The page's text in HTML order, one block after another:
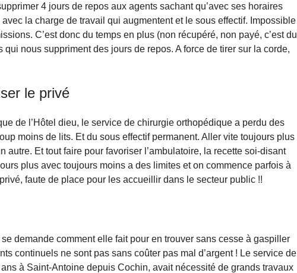
4 jours de repos aux agents sachant qu’avec ses horaires
la charge de travail qui augmentent et le sous effectif. Impossible
C’est donc du temps en plus (non récupéré, non payé, c’est du
nous suppriment des jours de repos. A force de tirer sur la corde,
le privé
de l’Hôtel dieu, le service de chirurgie orthopédique a perdu des
moins de lits. Et du sous effectif permanent. Aller vite toujours plus
autre. Et tout faire pour favoriser l’ambulatoire, la recette soi-disant
plus avec toujours moins a des limites et on commence parfois à
faute de place pour les accueillir dans le secteur public !!
se demande comment elle fait pour en trouver sans cesse à gaspiller
continuels ne sont pas sans coûter pas mal d’argent ! Le service de
à Saint-Antoine depuis Cochin, avait nécessité de grands travaux